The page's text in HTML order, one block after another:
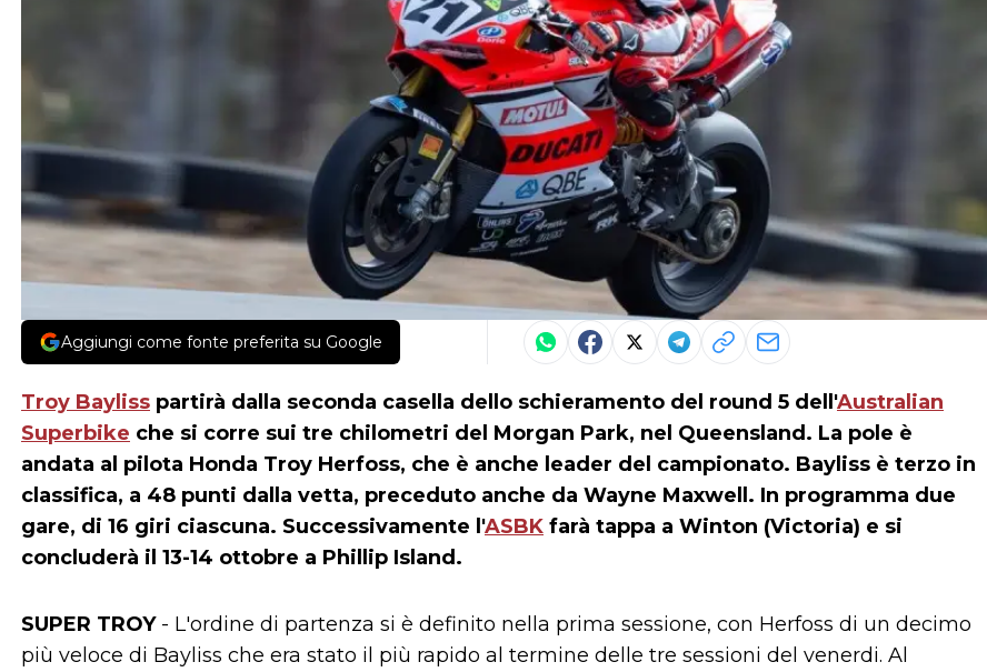
Aggiungi come fonte preferita su Google
Troy Bayliss partirà dalla seconda casella dello schieramento del round 5 dell'Australian
Superbike che si corre sui tre chilometri del Morgan Park, nel Queensland. La pole è
andata al pilota Honda Troy Herfoss, che è anche leader del campionato. Bayliss è terzo in
classifica, a 48 punti dalla vetta, preceduto anche da Wayne Maxwell. In programma due
gare, di 16 giri ciascuna. Successivamente l'ASBK farà tappa a Winton (Victoria) e si
concluderà il 13-14 ottobre a Phillip Island.
SUPER TROY- L'ordine di partenza si è definito nella prima sessione, con Herfoss di un decimo
più veloce di Bayliss che era stato il più rapido al termine delle tre sessioni del venerdi. Al